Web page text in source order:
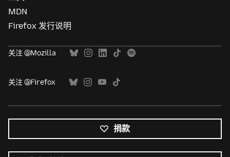
MDN
Firefox 发行说明
关注 @Mozilla
关注 @Firefox
捐款
有